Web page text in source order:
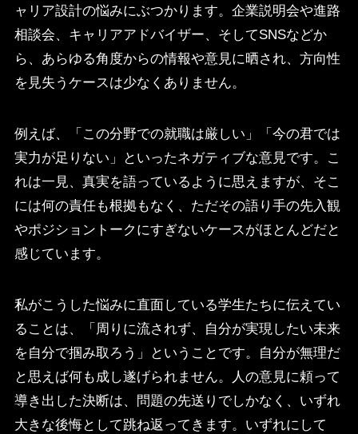
ャリア設計の悩みにぶつかります。企業説明会や進路
相談会、キャリアアドバイザー、そしてSNSなどか
ら、あらゆる角度からの情報や意見に晒され、方向性
を見失うケースは少なくありません。
例えば、「この分野での就職は厳しい」「今の君では
実力が足りない」といったネガティブな意見です。こ
れは一見、真実を語っているように思えますが、そこ
には何の責任も根拠もなく、ただその語り手の先入観
やポジショントークにすぎないケースがほとんどだと
感じています。
私がこうした悩みに直面している学生たちに伝えてい
ることは、「周りに流されず、自分が実現したい未来
を自分で掴み取ろう」ということです。自分が無理だ
と思えば何も成し遂げられません。人の意見に頼って
導き出した決断は、問題の先送りでしかなく、いずれ
大きな後悔として跳ね返ってきます。いずれにして